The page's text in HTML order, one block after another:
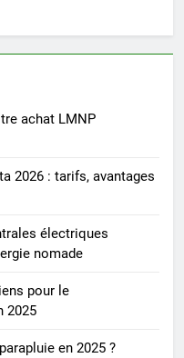
achat LMNP
2026 : tarifs, avantages
électriques
nomade
pour le
2025
en 2025 ?